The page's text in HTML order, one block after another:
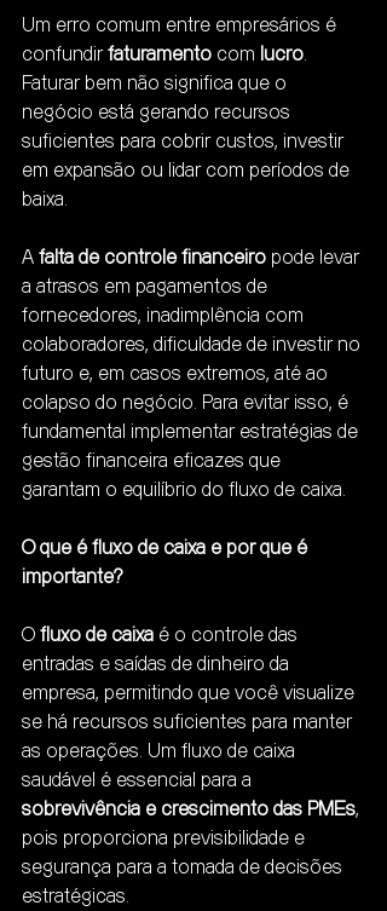
Um erro comum entre empresários é
confundir faturamento com lucro.
Faturar bem não significa que o
negócio está gerando recursos
suficientes para cobrir custos, investir
em expansão ou lidar com períodos de
baixa.
A falta de controle financeiro pode levar
a atrasos em pagamentos de
fornecedores, inadimplência com
colaboradores, dificuldade de investir no
futuro e, em casos extremos, até ao
colapso do negócio. Para evitar isso, é
fundamental implementar estratégias de
gestão financeira eficazes que
garantam o equilíbrio do fluxo de caixa.
O que é fluxo de caixa e por que é
importante?
O fluxo de caixa é o controle das
entradas e saídas de dinheiro da
empresa, permitindo que você visualize
se há recursos suficientes para manter
as operações. Um fluxo de caixa
saudável é essencial para a
sobrevivência e crescimento das PMEs,
pois proporciona previsibilidade e
segurança para a tomada de decisões
estratégicas.